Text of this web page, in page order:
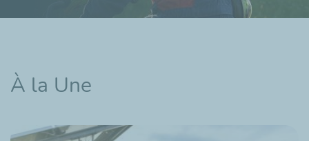
À la Une